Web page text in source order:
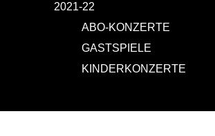
2021-22
ABO-KONZERTE
GASTSPIELE
KINDERKONZERTE